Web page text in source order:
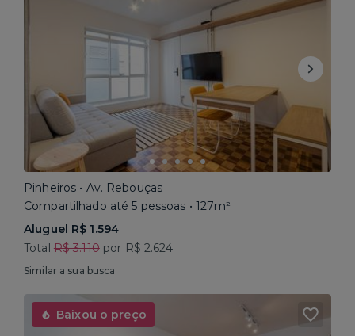
Pinheiros • Av. Rebouças
Compartilhado até 5 pessoas • 127m²
Aluguel R$ 1.594
Total R$ 3.110por R$ 2.624
Similar a sua busca
Baixou o preço